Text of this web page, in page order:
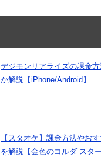
デジモンリアライズの課金
か解説【iPhone/Android】
【スタオケ】課金方法やお
を解説【金色のコルダ スタ